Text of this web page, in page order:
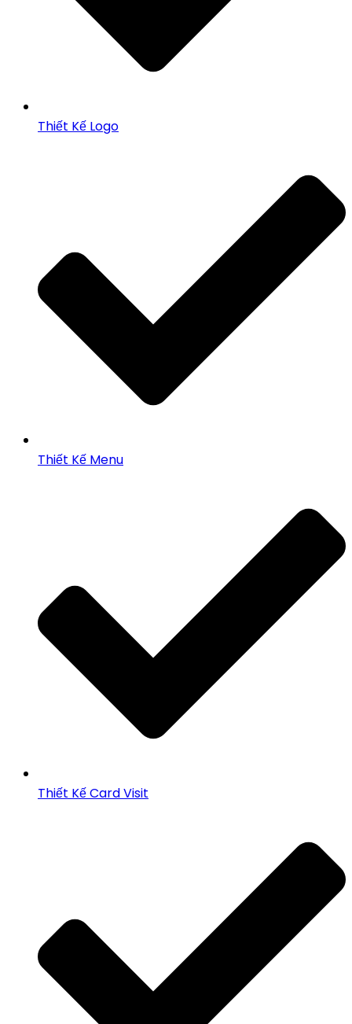
Thiết Kế Logo
Thiết Kế Menu
Thiết Kế Card Visit